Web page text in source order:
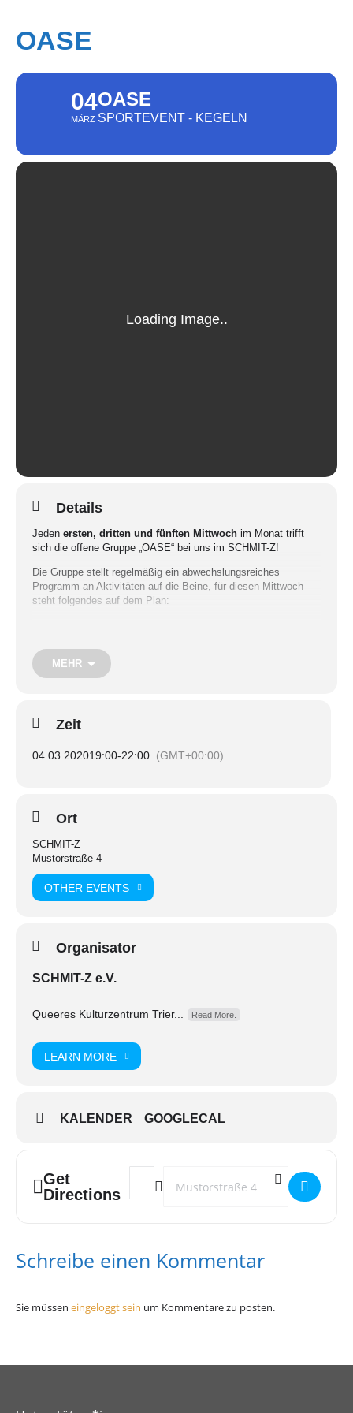
OASE
04
MÄRZ
OASE
SPORTEVENT - KEGELN
Details
Jeden ersten, dritten und fünften Mittwoch im Monat trifft
sich die offene Gruppe „OASE“ bei uns im SCHMIT-Z!
Die Gruppe stellt regelmäßig ein abwechslungsreiches
Programm an Aktivitäten auf die Beine, für diesen Mittwoch
steht folgendes auf dem Plan:
Sportevent der OASE – Kegeln
Kontrollierter Schwung und Präzision, das ist hier die
Anforderung…
(Herzogenbuscher Str. 1, 54292 Trier)
– Kein BuBro, wir stärken uns dort im Restaurant
MEHR
Zeit
04.03.202019:00-22:00 (GMT+00:00)
Ort
SCHMIT-Z
Mustorstraße 4
OTHER EVENTS
Organisator
SCHMIT-Z e.V.
Queeres Kulturzentrum Trier... Read More.
LEARN MORE
KALENDER GOOGLECAL
Get
Directions
Destination Address - OASE []
Schreibe einen Kommentar
Sie müssen eingeloggt sein um Kommentare zu posten.